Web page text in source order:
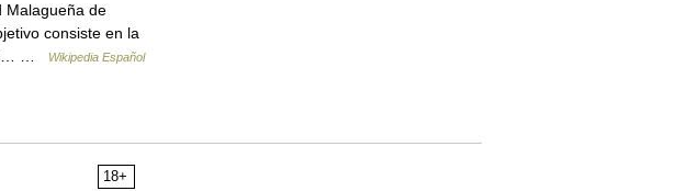
Malagueña de
consiste en la
…
Wikipedia Español
18+